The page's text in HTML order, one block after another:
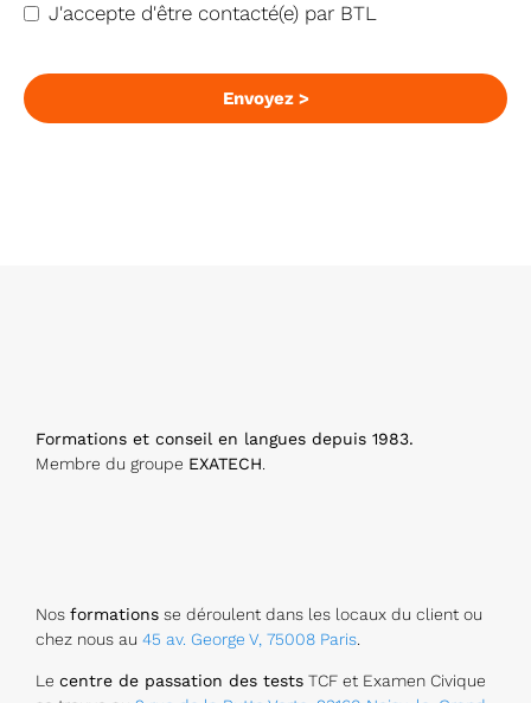
J'accepte d'être contacté(e) par BTL
Envoyez >
Formations et conseil en langues depuis 1983.
Membre du groupe EXATECH.
Nos formations se déroulent dans les locaux du client ou
chez nous au 45 av. George V, 75008 Paris.
Le centre de passation des tests TCF et Examen Civique